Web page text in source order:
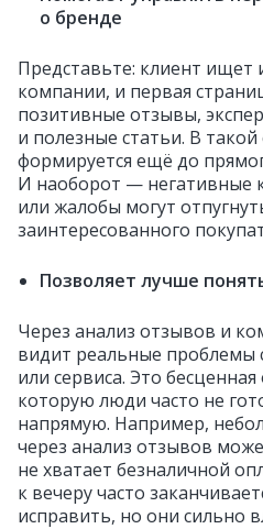
о бренде
Представьте: клиент
компании, и первая
позитивные отзывы,
и полезные статьи. В
формируется ещё до
И наоборот — негативные
или жалобы могут
заинтересованного
Позволяет лучше
Через анализ отзывов и
видит реальные проблемы
или сервиса. Это бесценная
которую люди часто не
напрямую. Например,
через анализ отзывов
не хватает безналичной
к вечеру часто
исправить, но они сильно